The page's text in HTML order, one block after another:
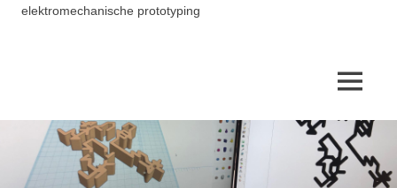
BotBerg
elektromechanische prototyping
MENU